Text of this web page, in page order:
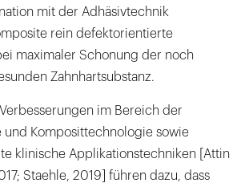
mit der Adhäsivtechnik
rein defektorientierte
maximaler Schonung der noch
Zahnhartsubstanz.
im Bereich der
und Komposittechnologie sowie
klinische Applikationstechniken [Attin
Staehle, 2019] führen dazu, dass